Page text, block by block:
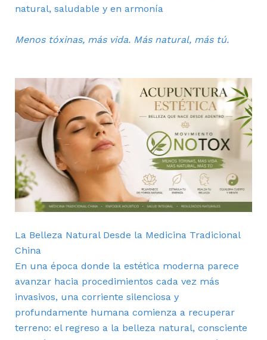
natural, saludable y en armonía
Menos tóxinas, más vida. Más natural, más tú.
La Belleza Natural Desde la Medicina Tradicional
China
En una época donde la estética moderna parece
avanzar hacia procedimientos cada vez más
invasivos, una corriente silenciosa y
profundamente humana comienza a recuperar
terreno: el regreso a la belleza natural, consciente